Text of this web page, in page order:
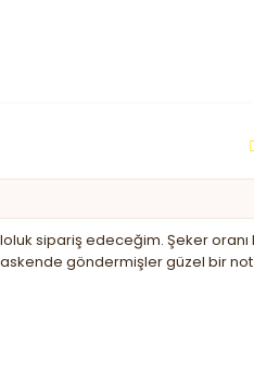
sipariş edeceğim. Şeker oranı
göndermişler güzel bir